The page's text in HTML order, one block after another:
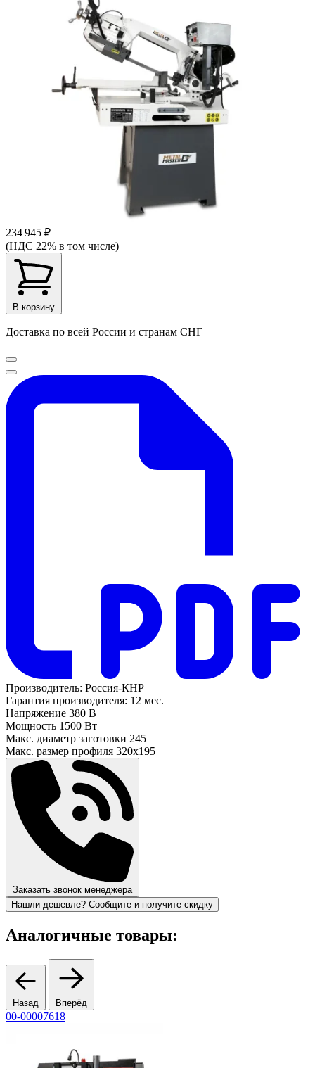
234 945 ₽
(НДС 22% в том числе)
В корзину
Доставка по всей России и странам СНГ
Производитель: Россия-КНР
Гарантия производителя: 12 мес.
Напряжение 380 В
Мощность 1500 Вт
Макс. диаметр заготовки 245
Макс. размер профиля 320х195
Заказать звонок менеджера
Нашли дешевле? Сообщите и получите скидку
Аналогичные товары:
Назад Вперёд
00-00007618